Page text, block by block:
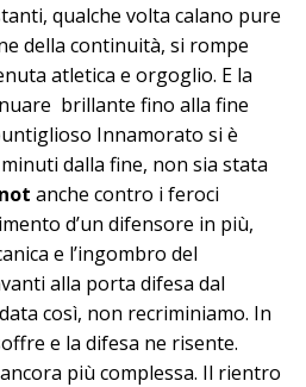
qualche volta calano pure
della continuità, si rompe
atletica e orgoglio. E la
brillante fino alla fine
Innamorato si è
dalla fine, non sia stata
anche contro i feroci
d’un difensore in più,
e l’ingombro del
alla porta difesa dal
così, non recriminiamo. In
e la difesa ne risente.
più complessa. Il rientro